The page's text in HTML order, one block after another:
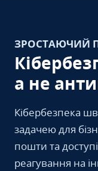
ЗРОСТАЮЧИЙ
а не
Кібербезпека
задачею для
пошти та
реагування на